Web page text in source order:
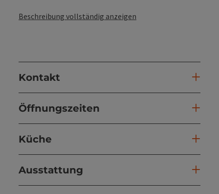
Beschreibung vollständig anzeigen
Kontakt
Öffnungszeiten
Küche
Ausstattung